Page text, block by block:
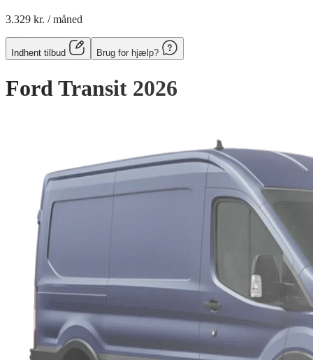
3.329 kr. / måned
Indhent tilbud Brug for hjælp?
Ford Transit 2026